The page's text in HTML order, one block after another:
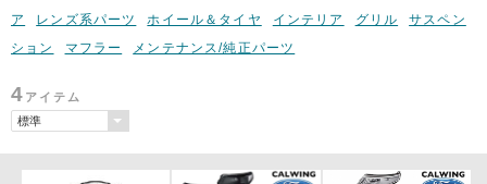
ア
レンズ系パーツ ホイール＆タイヤ インテリア グリル
サスペン
ション
マフラー メンテナンス/純正パーツ
4 アイテム